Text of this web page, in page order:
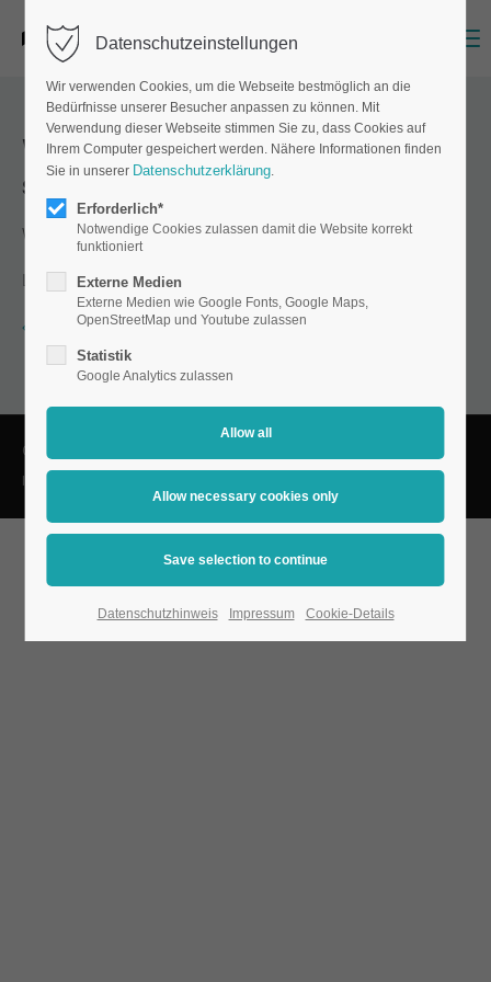
Where does Matthes & Henze
ship to?
We ship our products worldwide.
Last update on 26.06.2024 by Martin Mummel.
Back to the FAQ overview
© Copyright 2026 Matthes & Henze Siebdruck GmbH
Datenschutzeinstellungen
Wir verwenden Cookies, um die Webseite bestmöglich an die
Bedürfnisse unserer Besucher anpassen zu können. Mit
Verwendung dieser Webseite stimmen Sie zu, dass Cookies auf
Ihrem Computer gespeichert werden. Nähere Informationen finden
Sie in unserer Datenschutzerklärung.
Erforderlich*
Notwendige Cookies zulassen damit die Website korrekt
funktioniert
Externe Medien
Externe Medien wie Google Fonts, Google Maps,
OpenStreetMap und Youtube zulassen
Statistik
Google Analytics zulassen
Datenschutzhinweis Impressum Cookie-Details